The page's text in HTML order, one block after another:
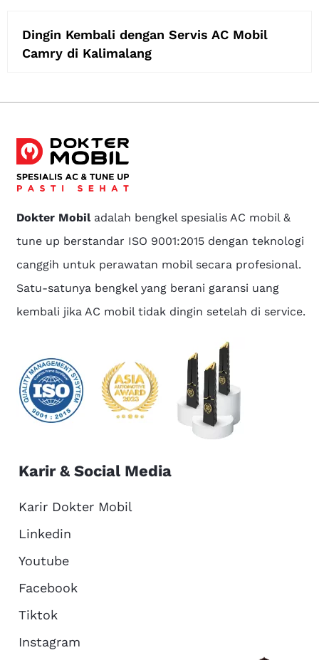
Dingin Kembali dengan Servis AC Mobil
Camry di Kalimalang
Dokter Mobiladalah bengkel spesialis AC mobil &
tune up berstandar ISO 9001:2015 dengan teknologi
canggih untuk perawatan mobil secara profesional.
Satu-satunya bengkel yang berani garansi uang
kembali jika AC mobil tidak dingin setelah di service.
Karir & Social Media
Karir Dokter Mobil
Linkedin
Youtube
Facebook
Tiktok
Instagram